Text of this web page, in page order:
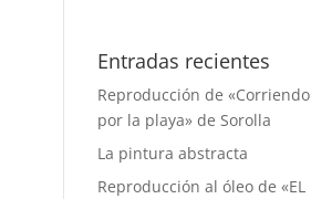
Entradas recientes
Reproducción de «Corriendo
por la playa» de Sorolla
La pintura abstracta
Reproducción al óleo de «EL